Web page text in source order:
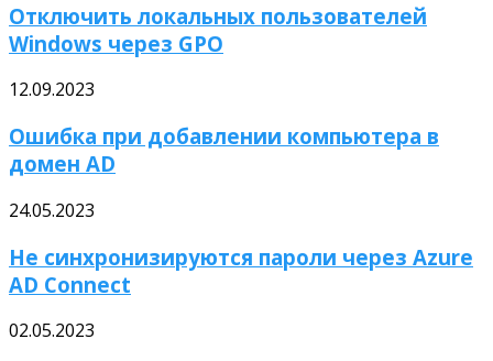
Отключить локальных пользователей
Windows через GPO
12.09.2023
Ошибка при добавлении компьютера в
домен AD
24.05.2023
Не синхронизируются пароли через Azure
AD Connect
02.05.2023